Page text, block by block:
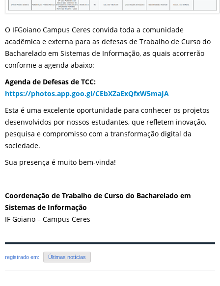
O IFGoiano Campus Ceres convida toda a comunidade
acadêmica e externa para as defesas de Trabalho de Curso do
Bacharelado em Sistemas de Informação, as quais acorrerão
conforme a agenda abaixo:
Agenda de Defesas de TCC:
https://photos.app.goo.gl/CEbXZaExQfxW5maJA
Esta é uma excelente oportunidade para conhecer os projetos
desenvolvidos por nossos estudantes, que refletem inovação,
pesquisa e compromisso com a transformação digital da
sociedade.
Sua presença é muito bem-vinda!
Coordenação de Trabalho de Curso do Bacharelado em
Sistemas de Informação
IF Goiano – Campus Ceres
registrado em: Últimas notícias